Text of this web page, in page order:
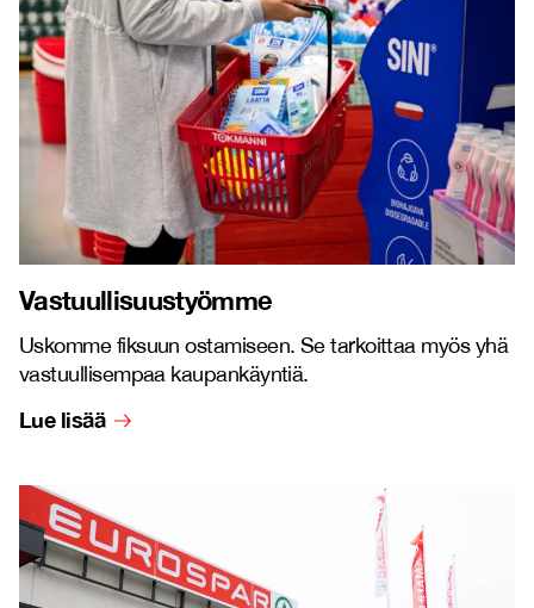
Vastuullisuustyömme
Uskomme fiksuun ostamiseen. Se tarkoittaa myös yhä
vastuullisempaa kaupankäyntiä.
Lue lisää